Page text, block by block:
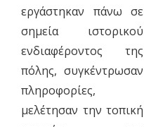
εργάστηκαν πάνω σε
σημεία ιστορικού
ενδιαφέροντος της
πόλης, συγκέντρωσαν
πληροφορίες,
μελέτησαν την τοπική